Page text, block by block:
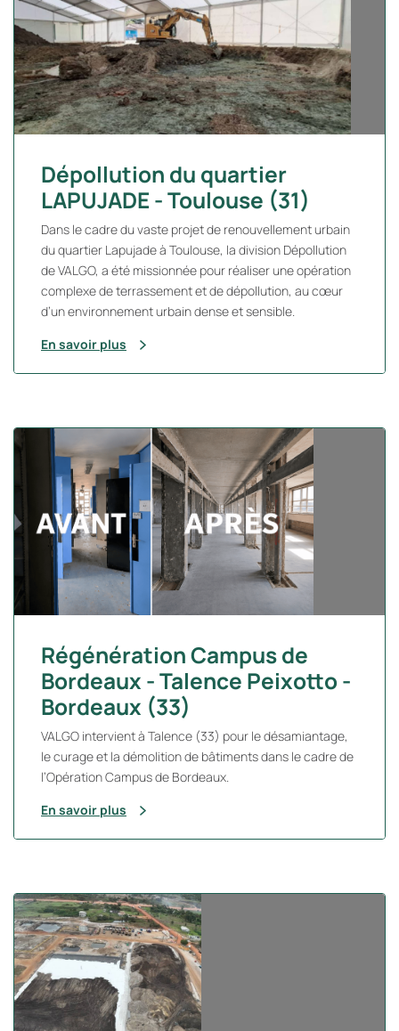
Dépollution du quartier
LAPUJADE - Toulouse (31)
Dans le cadre du vaste projet de renouvellement urbain
du quartier Lapujade à Toulouse, la division Dépollution
de VALGO, a été missionnée pour réaliser une opération
complexe de terrassement et de dépollution, au cœur
d’un environnement urbain dense et sensible.
En savoir plus
Régénération Campus de
Bordeaux - Talence Peixotto -
Bordeaux (33)
VALGO intervient à Talence (33) pour le désamiantage,
le curage et la démolition de bâtiments dans le cadre de
l’Opération Campus de Bordeaux.
En savoir plus